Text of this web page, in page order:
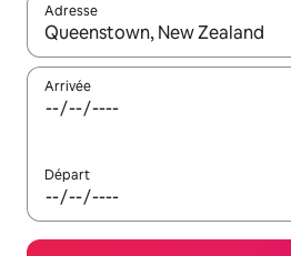
Adresse
Lorsque les résultats s'affichent,
Arrivée
Départ